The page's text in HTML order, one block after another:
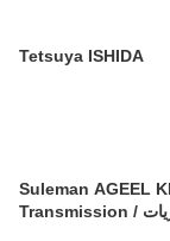
Tetsuya ISHIDA
Suleman AGEEL